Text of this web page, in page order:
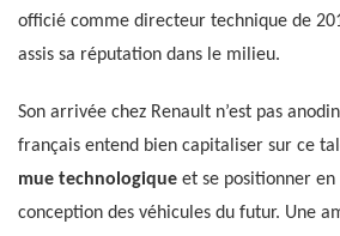
officié comme directeur technique de
assis sa réputation dans le milieu.
Son arrivée chez Renault n’est pas
français entend bien capitaliser sur ce
mue technologique et se positionner en
conception des véhicules du futur. Une